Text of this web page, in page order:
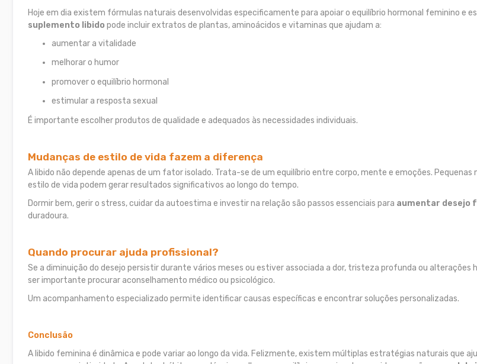
Hoje em dia existem fórmulas naturais desenvolvidas especificamente para apoiar o equilíbrio hormonal feminino e
suplemento libido pode incluir extratos de plantas, aminoácidos e vitaminas que ajudam a:
aumentar a vitalidade
melhorar o humor
promover o equilíbrio hormonal
estimular a resposta sexual
É importante escolher produtos de qualidade e adequados às necessidades individuais.
Mudanças de estilo de vida fazem a diferença
A libido não depende apenas de um fator isolado. Trata-se de um equilíbrio entre corpo, mente e emoções.
estilo de vida podem gerar resultados significativos ao longo do tempo.
Dormir bem, gerir o stress, cuidar da autoestima e investir na relação são passos essenciais para aumentar desejo
duradoura.
Quando procurar ajuda profissional?
Se a diminuição do desejo persistir durante vários meses ou estiver associada a dor, tristeza profunda ou alterações
ser importante procurar aconselhamento médico ou psicológico.
Um acompanhamento especializado permite identificar causas específicas e encontrar soluções personalizadas.
Conclusão
A libido feminina é dinâmica e pode variar ao longo da vida. Felizmente, existem múltiplas estratégias naturais que